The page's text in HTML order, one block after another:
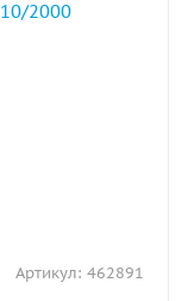
Артикул: 462891